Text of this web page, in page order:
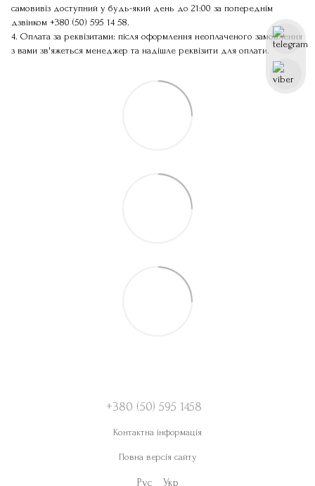
самовивіз доступний у будь-який день до 21:00 за попереднім
дзвінком +380 (50) 595 14 58.
4. Оплата за реквізитами: після оформлення неоплаченого замовлення
з вами зв'яжеться менеджер та надішле реквізити для оплати.
+380 (50) 595 1458
Контактна інформація
Повна версія сайту
Рус Укр